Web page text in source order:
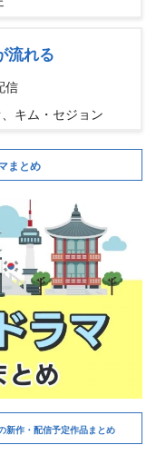
流れる
信
キム・セジョン
まとめ
新作・配信予定作品まとめ